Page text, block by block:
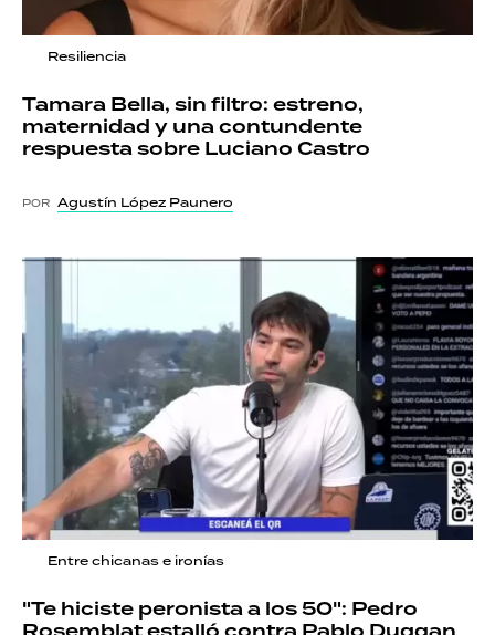
Resiliencia
Tamara Bella, sin filtro: estreno,
maternidad y una contundente
respuesta sobre Luciano Castro
POR Agustín López Paunero
Entre chicanas e ironías
"Te hiciste peronista a los 50": Pedro